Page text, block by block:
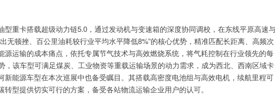
重卡搭载超级动力链5.0，通过发动机与变速箱的深度协同调校，在东线平原高速
无顿挫、百公里油耗较行业平均水平降低8%”的核心优势，精准匹配长距离、高频次
运输的成本痛点，依托专属节气技术与高效燃烧系统，将气耗控制在行业领先的每
，该车型可满足煤炭、工业物资等重载运输场景的动力需求，成为西北、西南区域卡
能源车型在本次巡展中也备受瞩目。其搭载高密度电池组与高效电机，续航里程可
型提供切实可行的方案，备受各站物流运输企业用户的认可。​